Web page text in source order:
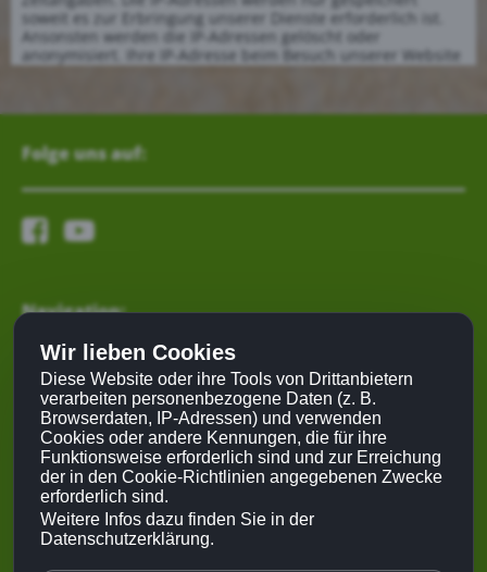
Folge uns auf:
Navigation:
Mein Lebensrad
Kongress
Partner
Netzwerk
Kontakt
Login
Wir lieben Cookies
Diese Website oder ihre Tools von Drittanbietern
verarbeiten personenbezogene Daten (z. B.
Browserdaten, IP-Adressen) und verwenden
Cookies oder andere Kennungen, die für ihre
Funktionsweise erforderlich sind und zur Erreichung
der in den Cookie-Richtlinien angegebenen Zwecke
erforderlich sind.
Weitere Infos dazu finden Sie in der
Datenschutzerklärung.